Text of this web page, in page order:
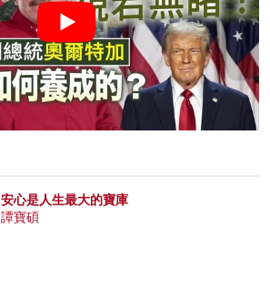
安心是人生最大的寶庫
譚寶碩